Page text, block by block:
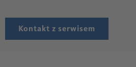
Kontakt z serwisem